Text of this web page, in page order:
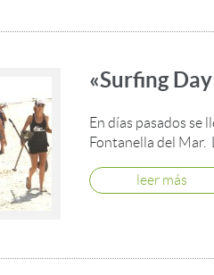
«Surfing
En días pasados se
Fontanella del Mar.
leer más